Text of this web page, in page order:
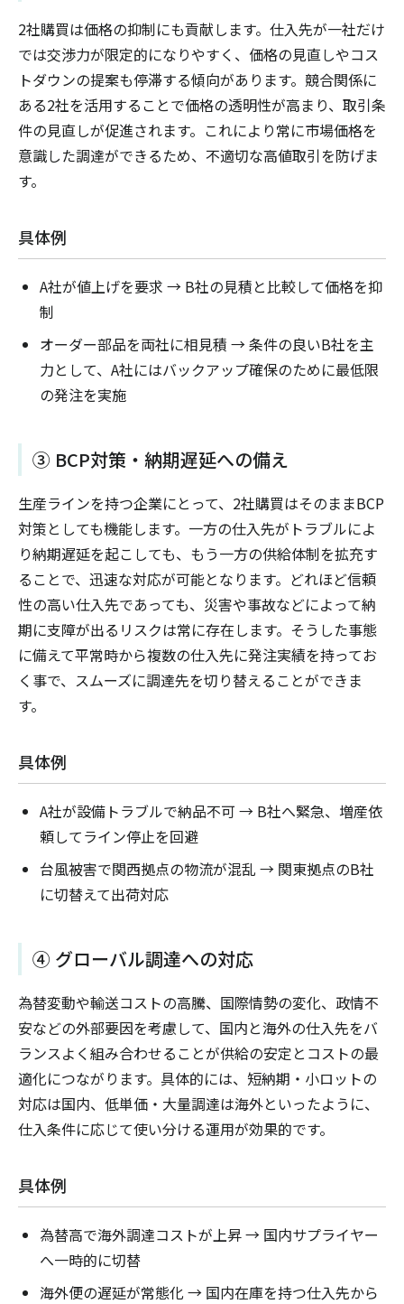
2社購買は価格の抑制にも貢献します。仕入先が一社だけ
では交渉力が限定的になりやすく、価格の見直しやコス
トダウンの提案も停滞する傾向があります。競合関係に
ある2社を活用することで価格の透明性が高まり、取引条
件の見直しが促進されます。これにより常に市場価格を
意識した調達ができるため、不適切な高値取引を防げま
す。
具体例
A社が値上げを要求 → B社の見積と比較して価格を抑
制
オーダー部品を両社に相見積 → 条件の良いB社を主
力として、A社にはバックアップ確保のために最低限
の発注を実施
③ BCP対策・納期遅延への備え
生産ラインを持つ企業にとって、2社購買はそのままBCP
対策としても機能します。一方の仕入先がトラブルによ
り納期遅延を起こしても、もう一方の供給体制を拡充す
ることで、迅速な対応が可能となります。どれほど信頼
性の高い仕入先であっても、災害や事故などによって納
期に支障が出るリスクは常に存在します。そうした事態
に備えて平常時から複数の仕入先に発注実績を持ってお
く事で、スムーズに調達先を切り替えることができま
す。
具体例
A社が設備トラブルで納品不可 → B社へ緊急、増産依
頼してライン停止を回避
台風被害で関西拠点の物流が混乱 → 関東拠点のB社
に切替えて出荷対応
④ グローバル調達への対応
為替変動や輸送コストの高騰、国際情勢の変化、政情不
安などの外部要因を考慮して、国内と海外の仕入先をバ
ランスよく組み合わせることが供給の安定とコストの最
適化につながります。具体的には、短納期・小ロットの
対応は国内、低単価・大量調達は海外といったように、
仕入条件に応じて使い分ける運用が効果的です。
具体例
為替高で海外調達コストが上昇 → 国内サプライヤー
へ一時的に切替
海外便の遅延が常態化 → 国内在庫を持つ仕入先から